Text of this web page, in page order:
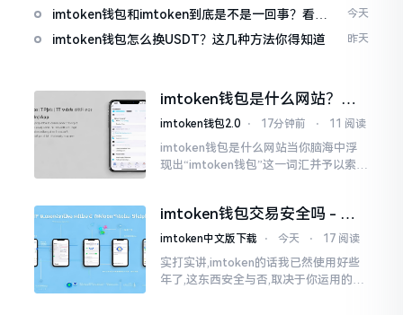
imtoken钱包和imtoken到底是不是一回事？看完
就懂了
今天
imtoken钱包怎么换USDT？这几种方法你得知道 昨天
imtoken钱包是什么网站？一
文说清楚这玩意
imtoken钱包2.0 ⋅ 17分钟前 ⋅ 11 阅读
imtoken钱包是什么网站当你脑海中浮
现出“imtoken钱包”这一词汇并予以索求
我也曾短暂错愕
imtoken钱包交易安全吗 - 老
用户的一些心里话
imtoken中文版下载 ⋅ 今天 ⋅ 17 阅读
实打实讲,imtoken的话我已然使用好些
年了,这东西安全与否,取决于你运用的方